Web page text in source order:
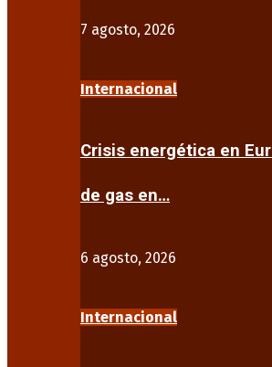
7 agosto, 2026
Internacional
Crisis energética en
de gas en…
6 agosto, 2026
Internacional